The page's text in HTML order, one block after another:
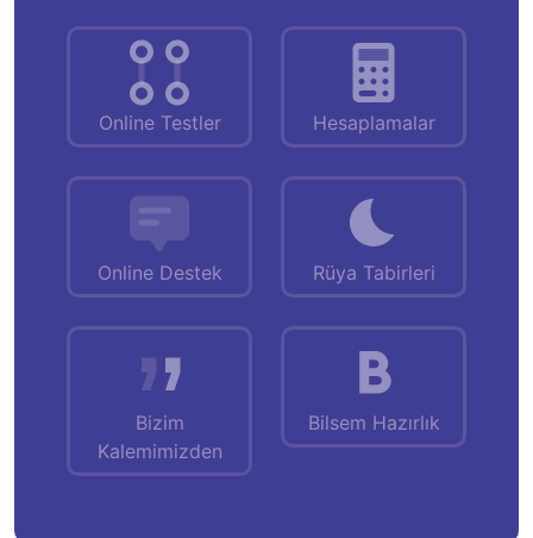
Online Testler Hesaplamalar
Online Destek Rüya Tabirleri
Bizim
Kalemimizden
Bilsem Hazırlık